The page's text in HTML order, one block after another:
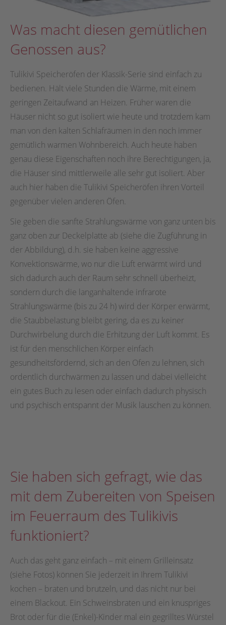
Was macht diesen gemütlichen
Genossen aus?
Tulikivi Speicheröfen der Klassik-Serie sind einfach zu
bedienen. Hält viele Stunden die Wärme, mit einem
geringen Zeitaufwand an Heizen. Früher waren die
Häuser nicht so gut isoliert wie heute und trotzdem kam
man von den kalten Schlafräumen in den noch immer
gemütlich warmen Wohnbereich. Auch heute haben
genau diese Eigenschaften noch ihre Berechtigungen, ja,
die Häuser sind mittlerweile alle sehr gut isoliert. Aber
auch hier haben die Tulikivi Speicheröfen ihren Vorteil
gegenüber vielen anderen Öfen.
Sie geben die sanfte Strahlungswärme von ganz unten bis
ganz oben zur Deckelplatte ab (siehe die Zugführung in
der Abbildung), d.h. sie haben keine aggressive
Konvektionswärme, wo nur die Luft erwärmt wird und
sich dadurch auch der Raum sehr schnell überheizt,
sondern durch die langanhaltende infrarote
Strahlungswärme (bis zu 24 h) wird der Körper erwärmt,
die Staubbelastung bleibt gering, da es zu keiner
Durchwirbelung durch die Erhitzung der Luft kommt. Es
ist für den menschlichen Körper einfach
gesundheitsfördernd, sich an den Ofen zu lehnen, sich
ordentlich durchwärmen zu lassen und dabei vielleicht
ein gutes Buch zu lesen oder einfach dadurch physisch
und psychisch entspannt der Musik lauschen zu können.
Sie haben sich gefragt, wie das
mit dem Zubereiten von Speisen
im Feuerraum des Tulikivis
funktioniert?
Auch das geht ganz einfach – mit einem Grilleinsatz
(siehe Fotos) können Sie jederzeit in Ihrem Tulikivi
kochen – braten und brutzeln, und das nicht nur bei
einem Blackout. Ein Schweinsbraten und ein knuspriges
Brot oder für die (Enkel)-Kinder mal ein gegrilltes Würstel